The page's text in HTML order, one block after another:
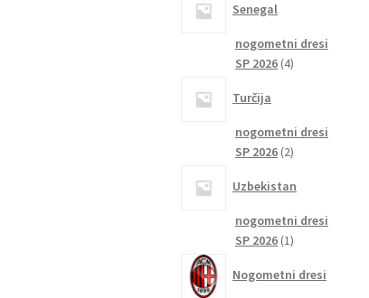
Senegal
nogometni dresi
SP 2026 44
Turčija
nogometni dresi
SP 2026 22
Uzbekistan
nogometni dresi
SP 2026 11
Nogometni dresi